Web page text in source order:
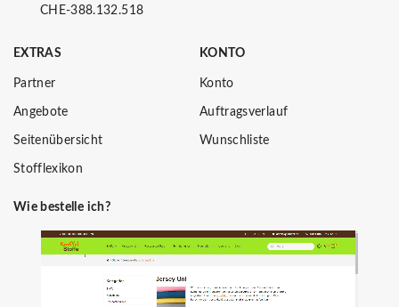
CHE-388.132.518
EXTRAS
Partner
Angebote
Seitenübersicht
Stofflexikon
KONTO
Konto
Auftragsverlauf
Wunschliste
Wie bestelle ich?